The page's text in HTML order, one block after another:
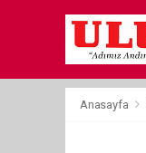
Anasayfa